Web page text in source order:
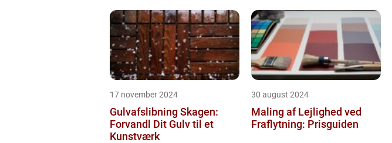
17 november 2024
Gulvafslibning Skagen:
Forvandl Dit Gulv til et
Kunstværk
30 august 2024
Maling af Lejlighed ved
Fraflytning: Prisguiden